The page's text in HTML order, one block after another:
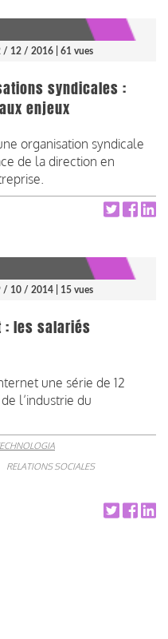
/ 12 / 2016 | 61 vues
syndicales :
enjeux
organisation syndicale
de la direction en
/ 10 / 2014 | 15 vues
: les salariés
une série de 12
l’industrie du
RELATIONS SOCIALES